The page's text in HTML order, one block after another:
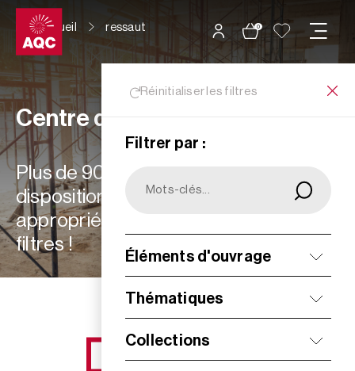
Panneau de gestion des cookies
0
Accueil ressaut
Réinitialiser les filtres
Filtrer par :
Éléments d'ouvrage
Thématiques
Collections
Centre de ressources
Plus de 900 ressources à votre
disposition : choisissez les plus
appropriées à vos besoins grâce aux
filtres !